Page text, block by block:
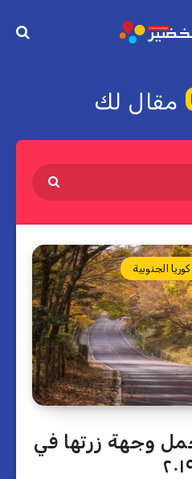
مقال لك
كوريا الجنوبية
وجهة زرتها في